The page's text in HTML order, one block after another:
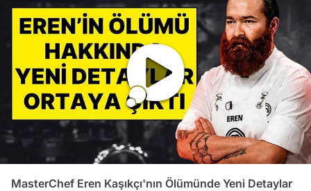
MasterChef Eren Kaşıkçı'nın Ölümünde Yeni Detaylar